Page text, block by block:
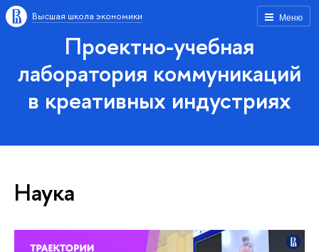
Меню
Высшая школа экономики
Проектно-учебная
лаборатория коммуникаций
в креативных индустриях
Наука